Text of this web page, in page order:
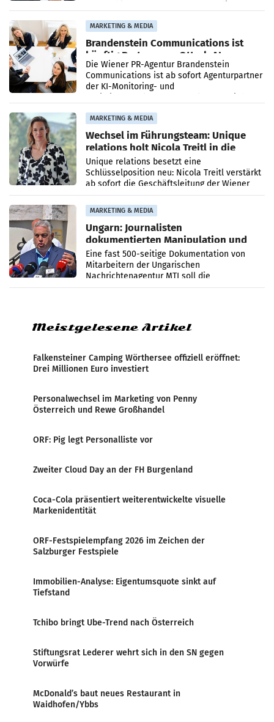
MARKETING & MEDIA
Brandenstein Communications ist
künftig Partner von OtterlyAI
Die Wiener PR-Agentur Brandenstein
Communications ist ab sofort Agenturpartner
der KI-Monitoring- und
MARKETING & MEDIA
Wechsel im Führungsteam: Unique
relations holt Nicola Treitl in die
Geschäftsleitung
Unique relations besetzt eine
Schlüsselposition neu: Nicola Treitl verstärkt
ab sofort die Geschäftsleitung der Wiener
PR-Agentur an der Seite von Josef Kalina und
Anna Kalina-Mahr.
MARKETING & MEDIA
Ungarn: Journalisten
dokumentierten Manipulation und
Zensur
Eine fast 500-seitige Dokumentation von
Mitarbeitern der Ungarischen
Nachrichtenagentur MTI soll die
systematische Nachrichten-Manipulation und
Meistgelesene Artikel
Falkensteiner Camping Wörthersee offiziell eröffnet:
Drei Millionen Euro investiert
Personalwechsel im Marketing von Penny
Österreich und Rewe Großhandel
ORF: Pig legt Personalliste vor
Zweiter Cloud Day an der FH Burgenland
Coca-Cola präsentiert weiterentwickelte visuelle
Markenidentität
ORF-Festspielempfang 2026 im Zeichen der
Salzburger Festspiele
Immobilien-Analyse: Eigentumsquote sinkt auf
Tiefstand
Tchibo bringt Ube-Trend nach Österreich
Stiftungsrat Lederer wehrt sich in den SN gegen
Vorwürfe
McDonald’s baut neues Restaurant in
Waidhofen/Ybbs